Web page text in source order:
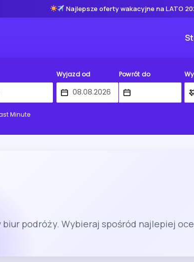
Najlepsze oferty wakacyjne na LATO
Wyjazd od Powrót do
Minute
podróży. Wybieraj spośród najlepiej